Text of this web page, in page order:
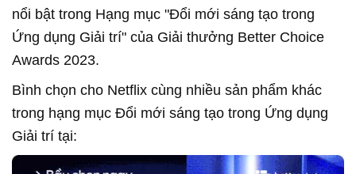
nổi bật trong Hạng mục "Đổi mới sáng tạo trong
Ứng dụng Giải trí" của Giải thưởng Better Choice
Awards 2023.
Bình chọn cho Netflix cùng nhiều sản phẩm khác
trong hạng mục Đổi mới sáng tạo trong Ứng dụng
Giải trí tại: